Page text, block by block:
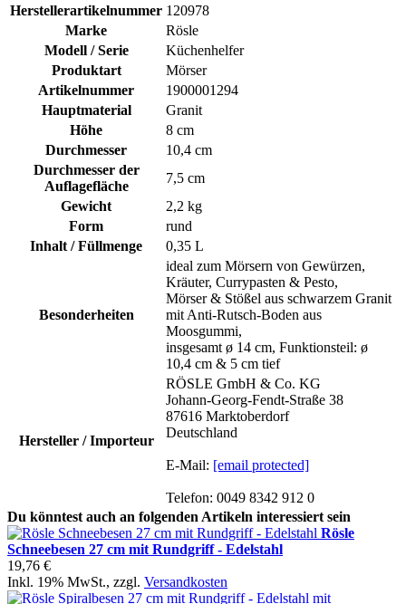
Herstellerartikelnummer 120978
Marke
Rösle
Modell / Serie
Küchenhelfer
Produktart
Mörser
Artikelnummer
1900001294
Hauptmaterial
Granit
Höhe
8 cm
Durchmesser
10,4 cm
Durchmesser der
Auflagefläche
7,5 cm
Gewicht
2,2 kg
Form
rund
Inhalt / Füllmenge
0,35 L
Besonderheiten
ideal zum Mörsern von Gewürzen,
Kräuter, Currypasten & Pesto,
Mörser & Stößel aus schwarzem Granit
mit Anti-Rutsch-Boden aus
Moosgummi,
insgesamt ø 14 cm, Funktionsteil: ø
10,4 cm & 5 cm tief
Hersteller / Importeur
RÖSLE GmbH & Co. KG
Johann-Georg-Fendt-Straße 38
87616 Marktoberdorf
Deutschland
E-Mail: [email protected]
Telefon: 0049 8342 912 0
Du könntest auch an folgenden Artikeln interessiert sein
Rösle
Schneebesen 27 cm mit Rundgriff - Edelstahl
19,76 €
Inkl. 19% MwSt., zzgl. Versandkosten